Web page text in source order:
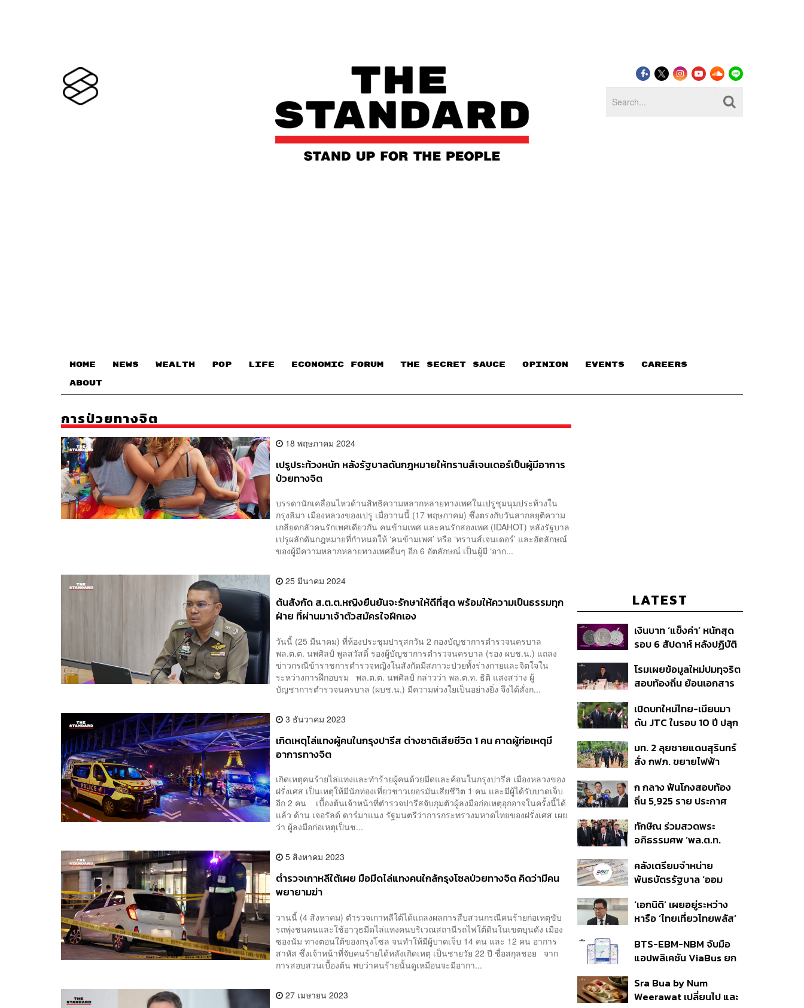
HOME NEWS WEALTH POP LIFE ECONOMIC FORUM THE SECRET SAUCE​ OPINION EVENTS CAREERS
ABOUT
การป่วยทางจิต
18 พฤษภาคม 2024
เปรูประท้วงหนัก หลังรัฐบาลดันกฎหมายให้ทรานส์เจนเดอร์เป็นผู้มีอาการ
ป่วยทางจิต
บรรดานักเคลื่อนไหวด้านสิทธิความหลากหลายทางเพศในเปรูชุมนุมประท้วงใน
กรุงลิมา เมืองหลวงของเปรู เมื่อวานนี้ (17 พฤษภาคม) ซึ่งตรงกับวันสากลยุติความ
เกลียดกลัวคนรักเพศเดียวกัน คนข้ามเพศ และคนรักสองเพศ (IDAHOT) หลังรัฐบาล
เปรูผลักดันกฎหมายที่กำหนดให้ ‘คนข้ามเพศ’ หรือ ‘ทรานส์เจนเดอร์’ และอัตลักษณ์
ของผู้มีความหลากหลายทางเพศอื่นๆ อีก 6 อัตลักษณ์ เป็นผู้มี ‘อาก...
25 มีนาคม 2024
ต้นสังกัด ส.ต.ต.หญิงยืนยันจะรักษาให้ดีที่สุด พร้อมให้ความเป็นธรรมทุก
ฝ่าย ที่ผ่านมาเจ้าตัวสมัครใจฝึกเอง
วันนี้ (25 มีนาคม) ที่ห้องประชุมปารุสกวัน 2 กองบัญชาการตำรวจนครบาล
พล.ต.ต. นพศิลป์ พูลสวัสดิ์ รองผู้บัญชาการตำรวจนครบาล (รอง ผบช.น.) แถลง
ข่าวกรณีข้าราชการตำรวจหญิงในสังกัดมีสภาวะป่วยทั้งร่างกายและจิตใจใน
ระหว่างการฝึกอบรม พล.ต.ต. นพศิลป์ กล่าวว่า พล.ต.ท. ธิติ แสงสว่าง ผู้
บัญชาการตำรวจนครบาล (ผบช.น.) มีความห่วงใยเป็นอย่างยิ่ง จึงได้สั่งก...
3 ธันวาคม 2023
เกิดเหตุไล่แทงผู้คนในกรุงปารีส ต่างชาติเสียชีวิต 1 คน คาดผู้ก่อเหตุมี
อาการทางจิต
เกิดเหตุคนร้ายไล่แทงและทำร้ายผู้คนด้วยมีดและค้อนในกรุงปารีส เมืองหลวงของ
ฝรั่งเศส เป็นเหตุให้มีนักท่องเที่ยวชาวเยอรมันเสียชีวิต 1 คน และมีผู้ได้รับบาดเจ็บ
อีก 2 คน เบื้องต้นเจ้าหน้าที่ตำรวจปารีสจับกุมตัวผู้ลงมือก่อเหตุอุกอาจในครั้งนี้ได้
แล้ว ด้าน เจอรัลด์ ดาร์มาแนง รัฐมนตรีว่าการกระทรวงมหาดไทยของฝรั่งเศส เผย
ว่า ผู้ลงมือก่อเหตุเป็นช...
5 สิงหาคม 2023
ตำรวจเกาหลีใต้เผย มือมีดไล่แทงคนใกล้กรุงโซลป่วยทางจิต คิดว่ามีคน
พยายามฆ่า
วานนี้ (4 สิงหาคม) ตำรวจเกาหลีใต้ได้แถลงผลการสืบสวนกรณีคนร้ายก่อเหตุขับ
รถพุ่งชนคนและใช้อาวุธมีดไล่แทงคนบริเวณสถานีรถไฟใต้ดินในเขตบุนดัง เมือง
ซองนัม ทางตอนใต้ของกรุงโซล จนทำให้มีผู้บาดเจ็บ 14 คน และ 12 คน อาการ
สาหัส ซึ่งเจ้าหน้าที่จับคนร้ายได้หลังเกิดเหตุ เป็นชายวัย 22 ปี ชื่อสกุลชอย จาก
การสอบสวนเบื้องต้น พบว่าคนร้ายนั้นดูเหมือนจะมีอากา...
27 เมษายน 2023
LATEST
เงินบาท ‘แข็งค่า’ หนักสุด
รอบ 6 สัปดาห์ หลังปฏิบัติ
สหรัฐฯ-ญี่ปุ่น Standard
Chartered เปิดเป้าสิ้นปีนี้
ต่อดอลลาร์
โรมเผยข้อมูลใหม่ปมทุจริต
สอบท้องถิ่น ย้อนเอกสาร
อนุทิน จ่อสอบต่อเอี่ยว
ตัดตอน ม.บูรพา หรือไม่
เปิดบทใหม่ไทย-เมียนมา
ดัน JTC ในรอบ 10 ปี ปลุก
ชายแดน ท่าเรือน้ำลึก
ทวาย
มท. 2 ลุยชายแดนสุรินทร์
สั่ง กฟภ. ขยายไฟฟ้า
350’ เสริมความมั่นคง
ชายแดน
ก กลาง ฟันโกงสอบท้อง
ถิ่น 5,925 ราย ประกาศ
ราย รอ ป.ป.ช. ขีดเส้นแล้ว
เสร็จ 31 ส.ค.
ทักษิณ ร่วมสวดพระ
อภิธรรมศพ ‘พล.ต.ท.
สิน’ สิริอายุ 103 ปี แกนนำ
เพื่อไทย-บุคคลหลาก
คลังเตรียมจำหน่าย
พันธบัตรรัฐบาล ‘ออม
ก.ย.นี้ อาจเพิ่มสัดส่วนการ
ขายแบบ Small Lot First
‘เอกนิติ’ เผยอยู่ระหว่าง
หารือ ‘ไทยเที่ยวไทยพลัส’
แสนล้าน มั่นใจงบต่อ ‘ไทย
ช่วยไทย พลัส’ เฟส 2 มี
BTS-EBM-NBM จับมือ
แอปพลิเคชัน ViaBus ยก
รถไฟฟ้า 3 สายแบบเรียล
ไทม์
Sra Bua by Num
Weerawat เปลี่ยนไป และ